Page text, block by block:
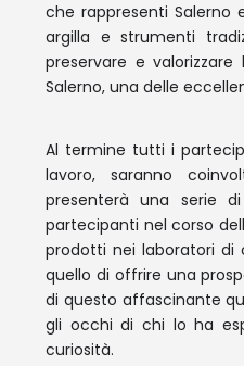
che rappresenti Salerno
argilla e strumenti
preservare e
Salerno, una delle
Al termine tutti i
lavoro, saranno
presenterà una serie
partecipanti nel corso
prodotti nei laboratori di
quello di offrire una
di questo affascinante
gli occhi di chi lo ha
curiosità.